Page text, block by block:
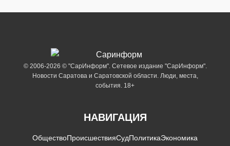
© 2006-2026 © "СарИнформ". Сетевое издание "СарИнформ".
Новости Саратова и Саратовской области. Люди, места,
события. 18+
НАВИГАЦИЯ
ОбществоПроисшествияСудПолитикаЭкономика